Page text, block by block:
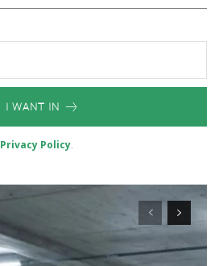
I WANT IN
Privacy Policy.